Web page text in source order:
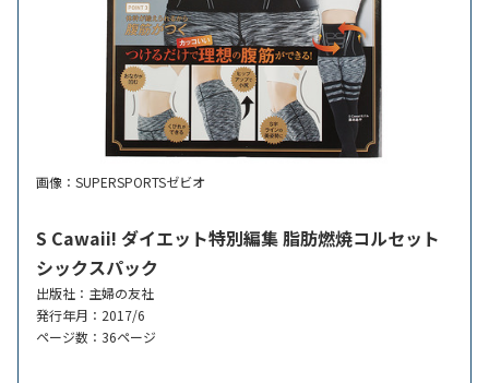
画像：SUPERSPORTSゼビオ
S Cawaii! ダイエット特別編集 脂肪燃焼コルセット
シックスパック
出版社：主婦の友社
発行年月：2017/6
ページ数：36ページ